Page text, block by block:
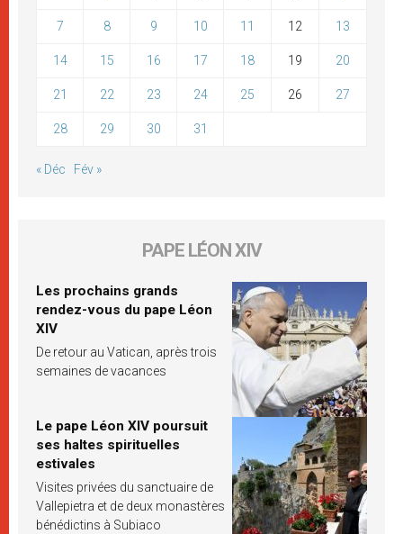
7 8 9 10 11 12 13
14 15 16 17 18 19 20
21 22 23 24 25 26 27
28 29 30 31
« Déc Fév »
PAPE LÉON XIV
Les prochains grands
rendez-vous du pape Léon
XIV
De retour au Vatican, après trois
semaines de vacances
Le pape Léon XIV poursuit
ses haltes spirituelles
estivales
Visites privées du sanctuaire de
Vallepietra et de deux monastères
bénédictins à Subiaco